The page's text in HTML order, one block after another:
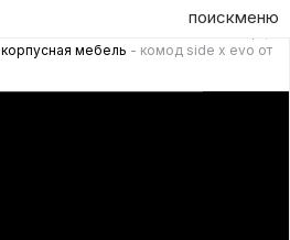
поискменю
корпусная мебель - комод side x evo от